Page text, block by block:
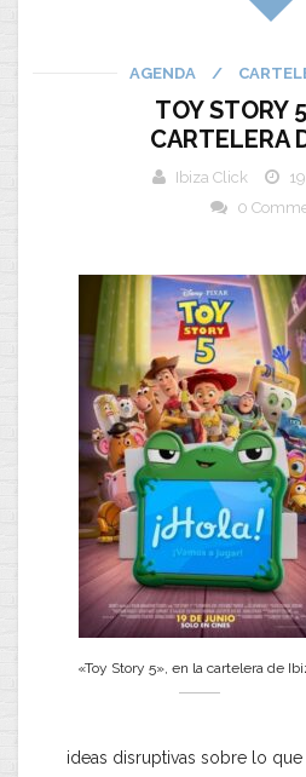
AGENDA /
TOY STORY
CARTELERA
Ibiza Click
0
«Toy Story 5», en la cartelera de
ideas disruptivas sobre lo